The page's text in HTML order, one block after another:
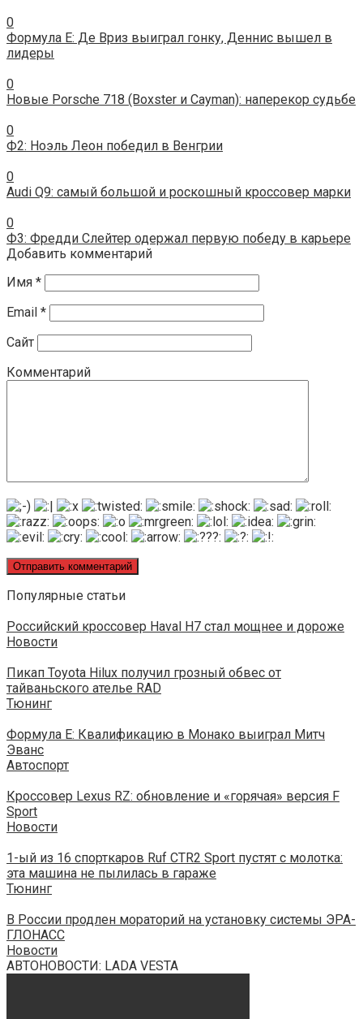
0
Формула E: Де Вриз выиграл гонку, Деннис вышел в
лидеры
0
Новые Porsche 718 (Boxster и Cayman): наперекор судьбе
0
Ф2: Ноэль Леон победил в Венгрии
0
Audi Q9: самый большой и роскошный кроссовер марки
0
Ф3: Фредди Слейтер одержал первую победу в карьере
Добавить комментарий
Имя *
Email *
Сайт
Комментарий
Популярные статьи
Российский кроссовер Haval H7 стал мощнее и дороже
Новости
Пикап Toyota Hilux получил грозный обвес от
тайваньского ателье RAD
Тюнинг
Формула E: Квалификацию в Монако выиграл Митч
Эванс
Автоспорт
Кроссовер Lexus RZ: обновление и «горячая» версия F
Sport
Новости
1-ый из 16 спорткаров Ruf CTR2 Sport пустят с молотка:
эта машина не пылилась в гараже
Тюнинг
В России продлен мораторий на установку системы ЭРА-
ГЛОНАСС
Новости
АВТОНОВОСТИ: LADA VESTA